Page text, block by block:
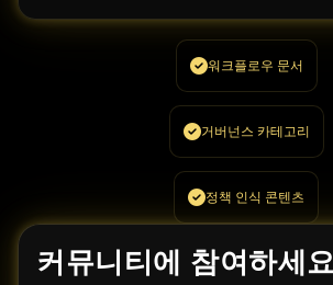
워크플로우 문서
거버넌스 카테고리
정책 인식 콘텐츠
커뮤니티에 참여하세요